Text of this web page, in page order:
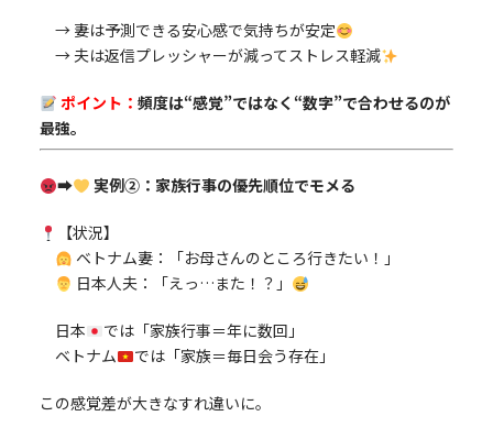
→ 妻は予測できる安心感で気持ちが安定
→ 夫は返信プレッシャーが減ってストレス軽減
ポイント： 頻度は“感覚”ではなく“数字”で合わせるのが
最強。
➡ 実例②：家族行事の優先順位でモメる
【状況】
ベトナム妻：「お母さんのところ行きたい！」
日本人夫：「えっ…また！？」
日本
では「家族行事＝年に数回」
ベトナム
では「家族＝毎日会う存在」
この感覚差が大きなすれ違いに。